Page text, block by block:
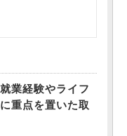
業経験やライフ
重点を置いた取